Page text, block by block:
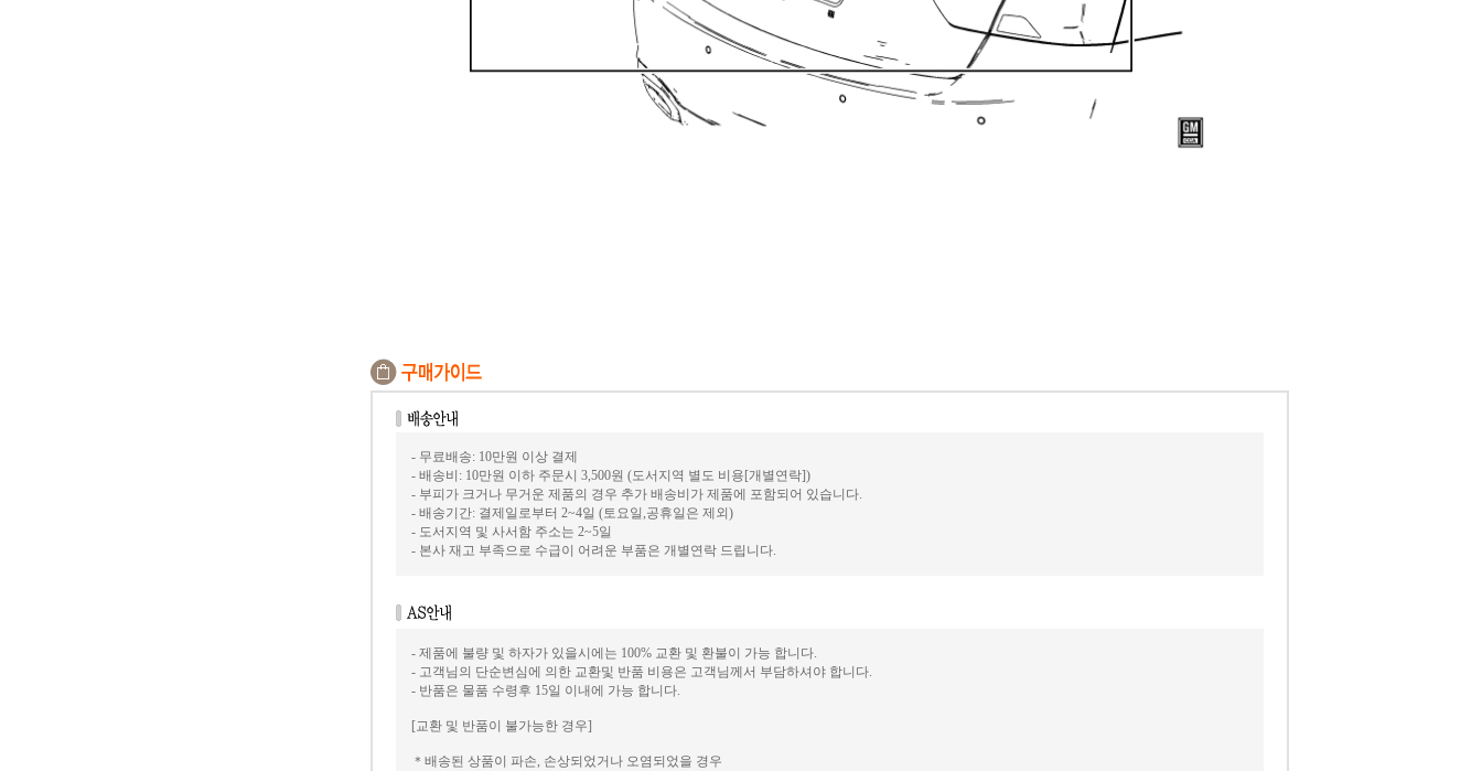
- 무료배송: 10만원 이상 결제
- 배송비: 10만원 이하 주문시 3,500원 (도서지역 별도 비용[개별연락])
- 부피가 크거나 무거운 제품의 경우 추가 배송비가 제품에 포함되어 있습니다.
- 배송기간: 결제일로부터 2~4일 (토요일,공휴일은 제외)
- 도서지역 및 사서함 주소는 2~5일
- 본사 재고 부족으로 수급이 어려운 부품은 개별연락 드립니다.
- 제품에 불량 및 하자가 있을시에는 100% 교환 및 환불이 가능 합니다.
- 고객님의 단순변심에 의한 교환및 반품 비용은 고객님께서 부담하셔야 합니다.
- 반품은 물품 수령후 15일 이내에 가능 합니다.
[교환 및 반품이 불가능한 경우]
＊배송된 상품이 파손, 손상되었거나 오염되었을 경우